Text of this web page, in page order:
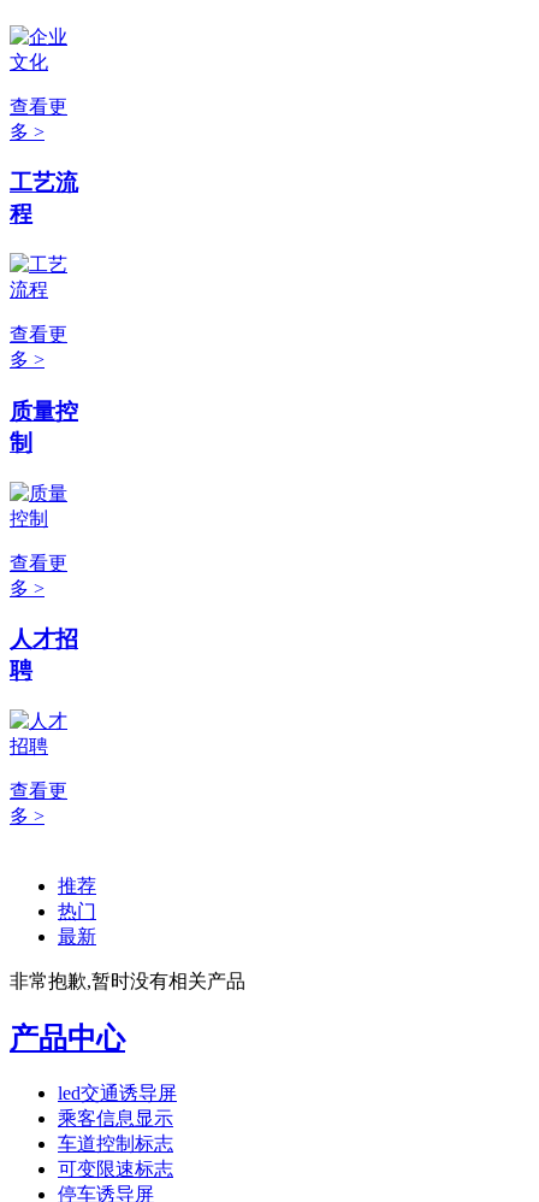
查看更
多 >
工艺流
程
查看更
多 >
质量控
制
查看更
多 >
人才招
聘
查看更
多 >
推荐
热门
最新
非常抱歉,暂时没有相关产品
产品中心
led交通诱导屏
乘客信息显示
车道控制标志
可变限速标志
停车诱导屏